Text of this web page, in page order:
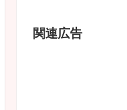
関連広告